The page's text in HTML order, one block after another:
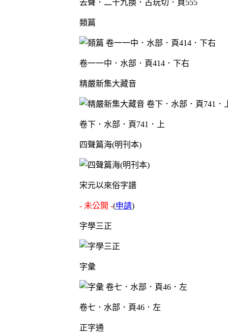
去聲．二十九換．古玩切．頁555
類篇
卷一一中．水部．頁414．下右
精嚴新集大藏音
卷下．水部．頁741．上
四聲篇海(明刊本)
宋元以來俗字譜
- 未公開 -(申請)
字學三正
字彙
卷七．水部．頁46．左
正字通